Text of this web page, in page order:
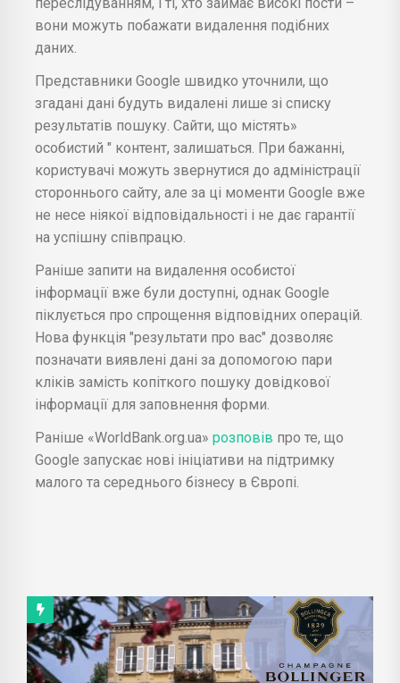
вони можуть побажати видалення подібних
даних.
Представники Google швидко уточнили, що
згадані дані будуть видалені лише зі списку
результатів пошуку. Сайти, що містять»
особистий " контент, залишаться. При бажанні,
користувачі можуть звернутися до адміністрації
стороннього сайту, але за ці моменти Google вже
не несе ніякої відповідальності і не дає гарантії
на успішну співпрацю.
Раніше запити на видалення особистої
інформації вже були доступні, однак Google
піклується про спрощення відповідних операцій.
Нова функція "результати про вас" дозволяє
позначати виявлені дані за допомогою пари
кліків замість копіткого пошуку довідкової
інформації для заповнення форми.
Раніше «WorldBank.org.ua» розповів про те, що
Google запускає нові ініціативи на підтримку
малого та середнього бізнесу в Європі.